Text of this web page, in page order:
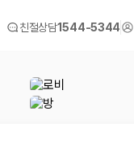
친절상담1544-5344